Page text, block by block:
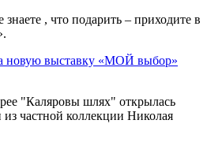
, что подарить – приходите в
новую выставку «МОЙ выбор»
"Каляровы шлях" открылась
частной коллекции Николая